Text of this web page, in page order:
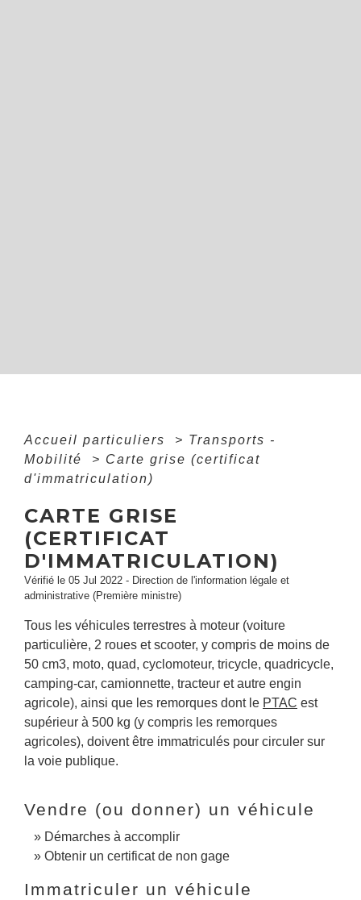
Accueil particuliers > Transports -
Mobilité
> Carte grise (certificat
d'immatriculation)
CARTE GRISE
(CERTIFICAT
D'IMMATRICULATION)
Vérifié le 05 Jul 2022 - Direction de l'information légale et
administrative (Première ministre)
Tous les véhicules terrestres à moteur (voiture
particulière, 2 roues et scooter, y compris de moins de
50 cm3, moto, quad, cyclomoteur, tricycle, quadricycle,
camping-car, camionnette, tracteur et autre engin
agricole), ainsi que les remorques dont le PTAC est
supérieur à 500 kg (y compris les remorques
agricoles), doivent être immatriculés pour circuler sur
la voie publique.
Vendre (ou donner) un véhicule
Démarches à accomplir
Obtenir un certificat de non gage
Immatriculer un véhicule